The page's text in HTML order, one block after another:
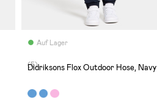
Auf Lager
(5)
Didriksons Flox Outdoor Hose, Navy